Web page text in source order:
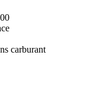
carburant